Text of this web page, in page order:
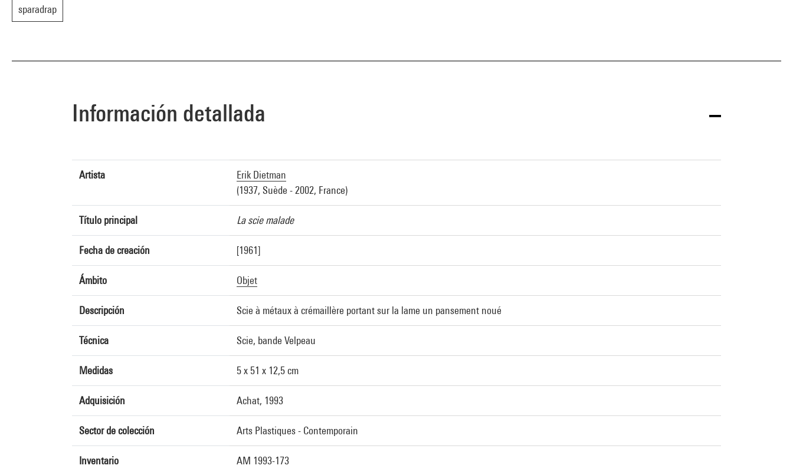
sparadrap
Información detallada
Artista
Erik Dietman
(1937, Suède - 2002, France)
Título principal La scie malade
Fecha de creación [1961]
Ámbito Objet
Descripción Scie à métaux à crémaillère portant sur la lame un pansement noué
Técnica Scie, bande Velpeau
Medidas 5 x 51 x 12,5 cm
Adquisición Achat, 1993
Sector de colección Arts Plastiques - Contemporain
Inventario AM 1993-173